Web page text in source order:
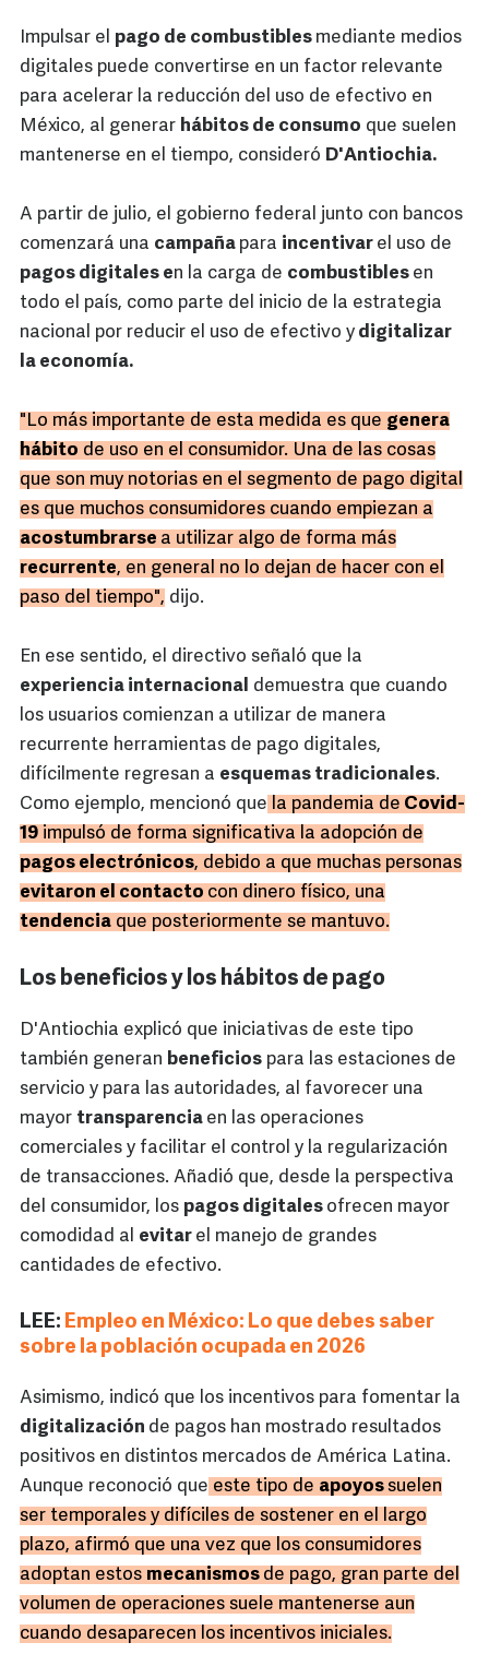
Impulsar el pago de combustibles mediante medios
digitales puede convertirse en un factor relevante
para acelerar la reducción del uso de efectivo en
México, al generar hábitos de consumo que suelen
mantenerse en el tiempo, consideró D'Antiochia.
A partir de julio, el gobierno federal junto con bancos
comenzará una campaña para incentivar el uso de
pagos digitales en la carga de combustibles en
todo el país, como parte del inicio de la estrategia
nacional por reducir el uso de efectivo y digitalizar
la economía.
"Lo más importante de esta medida es que genera
hábito de uso en el consumidor. Una de las cosas
que son muy notorias en el segmento de pago digital
es que muchos consumidores cuando empiezan a
acostumbrarse a utilizar algo de forma más
recurrente, en general no lo dejan de hacer con el
paso del tiempo", dijo.
En ese sentido, el directivo señaló que la
experiencia internacional demuestra que cuando
los usuarios comienzan a utilizar de manera
recurrente herramientas de pago digitales,
difícilmente regresan a esquemas tradicionales.
Como ejemplo, mencionó que la pandemia de Covid-
19 impulsó de forma significativa la adopción de
pagos electrónicos, debido a que muchas personas
evitaron el contacto con dinero físico, una
tendencia que posteriormente se mantuvo.
Los beneficios y los hábitos de pago
D'Antiochia explicó que iniciativas de este tipo
también generan beneficios para las estaciones de
servicio y para las autoridades, al favorecer una
mayor transparencia en las operaciones
comerciales y facilitar el control y la regularización
de transacciones. Añadió que, desde la perspectiva
del consumidor, los pagos digitales ofrecen mayor
comodidad al evitar el manejo de grandes
cantidades de efectivo.
LEE: Empleo en México: Lo que debes saber
sobre la población ocupada en 2026
Asimismo, indicó que los incentivos para fomentar la
digitalización de pagos han mostrado resultados
positivos en distintos mercados de América Latina.
Aunque reconoció que este tipo de apoyossuelen
ser temporales y difíciles de sostener en el largo
plazo, afirmó que una vez que los consumidores
adoptan estos mecanismos de pago, gran parte del
volumen de operaciones suele mantenerse aun
cuando desaparecen los incentivos iniciales.